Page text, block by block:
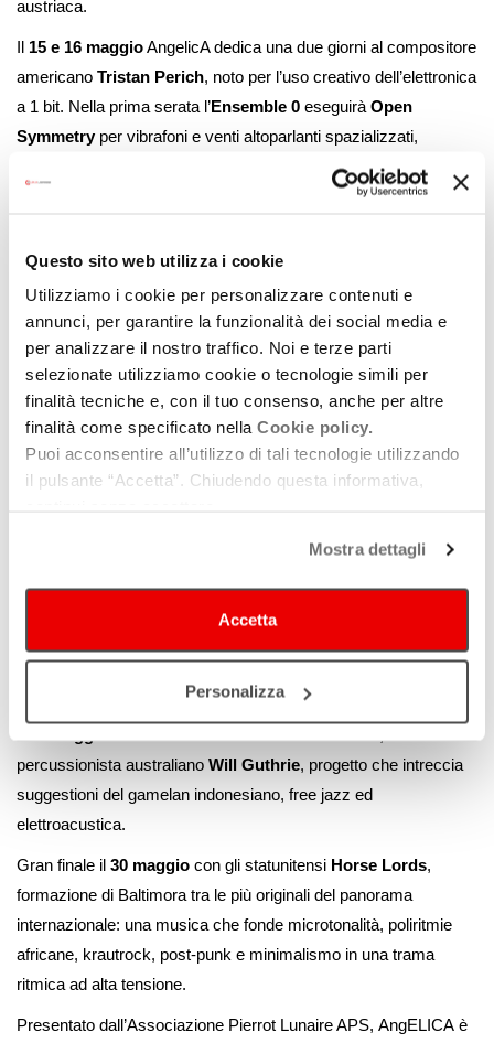
Questo sito web utilizza i cookie
Utilizziamo i cookie per personalizzare contenuti e
annunci, per garantire la funzionalità dei social media e
per analizzare il nostro traffico. Noi e terze parti
selezionate utilizziamo cookie o tecnologie simili per
finalità tecniche e, con il tuo consenso, anche per altre
finalità come specificato nella Cookie policy.
Puoi acconsentire all’utilizzo di tali tecnologie utilizzando
il pulsante “Accetta”. Chiudendo questa informativa,
Mostra dettagli
Accetta
Personalizza
austriaca.
Il 15 e 16 maggioAngelicA dedica una due giorni al compositore
americano Tristan Perich, noto per l’uso creativo dell’elettronica
a 1 bit. Nella prima serata l’Ensemble 0 eseguirà Open
Symmetry per vibrafoni e venti altoparlanti spazializzati,
nuova composizione in prima assoluta
per
dodici tom-tom ed elettronica. Il giorno seguente, nellaBasilica
Infinity Gradient: una vasta architettura sonora di un’ora per
organo e cento altoparlanti.
Il18 maggiosalirà sul palcoJürg Frey, tra i maggiori
compositori europei contemporanei e membro storico del
collettivo Wandelweiser, con laprima assoluta diClarinet
20 maggio Blutwurst Ensemble
compositrice finlandese Marja Ahtimetterà in dialogo
improvvisazione radicale e scrittura elettroacustica, con
Spazio anche alla formazione e alla partecipazione con il
repertori che vanno da Alessandra Celletti a Meredith Monk, fino
percussionista australiano Will Guthrie, progetto che intreccia
suggestioni del gamelan indonesiano, free jazz ed
elettroacustica.
Gran finale il 30 maggio con gli statunitensi Horse Lords,
formazione di Baltimora tra le più originali del panorama
internazionale: una musica che fonde microtonalità, poliritmie
africane, krautrock, post-punk e minimalismo in una trama
ritmica ad alta tensione.
Presentato dall’Associazione Pierrot Lunaire APS, AngELICA è